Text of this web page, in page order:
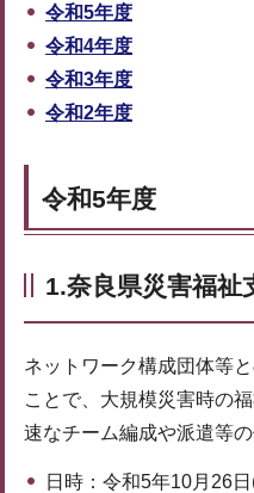
令和5年度
令和4年度
令和3年度
令和2年度
令和5年度
1.奈良県災害福
ネットワーク構成団体等
ことで、大規模災害時の
速なチーム編成や派遣等
日時：令和5年10月26